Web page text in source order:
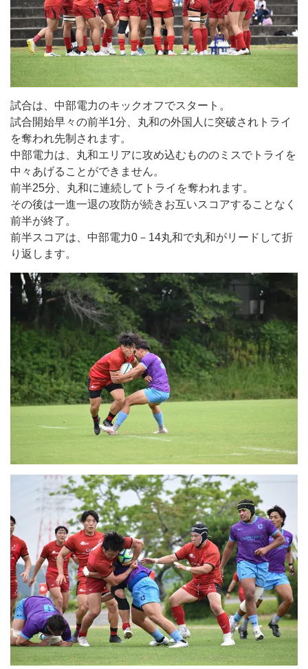
試合は、中部電力のキックオフでスタート。
試合開始早々の前半1分、丸和の外国人に突破されトライ
を奪われ先制されます。
中部電力は、丸和エリアに攻め込むもののミスでトライを
中々あげることができません。
前半25分、丸和に連続してトライを奪われます。
その後は一進一退の攻防が続きお互いスコアすることなく
前半が終了。
前半スコアは、中部電力0－14丸和で丸和がリードして折
り返します。